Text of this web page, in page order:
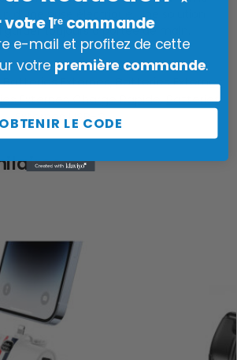
d’une prise électrique. Une solution
garder toujours à portée de main.
Batteries Externes,Batteries Externes
Externes Charge Rapide,Batteries
Externes USB-C
votre 1ʳᵉ commande
e-mail et profitez de cette
votre première commande.
OBTENIR LE CODE